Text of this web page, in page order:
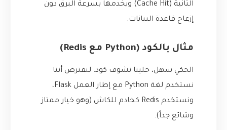
الثانية (Cache Hit) ويخدمها بسرعة البرق دون
إزعاج قاعدة البيانات.
مثال بالكود (Python مع Redis)
الحكي سهل، خلينا نشوف كود. لنفترض أننا
نستخدم لغة Python مع إطار العمل Flask،
ونستخدم Redis كخادم للكاش (وهو خيار ممتاز
وشائع جداً).